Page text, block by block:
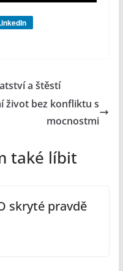
a štěstí
život bez konfliktu s
mocnostmi
také líbit
skryté pravdě